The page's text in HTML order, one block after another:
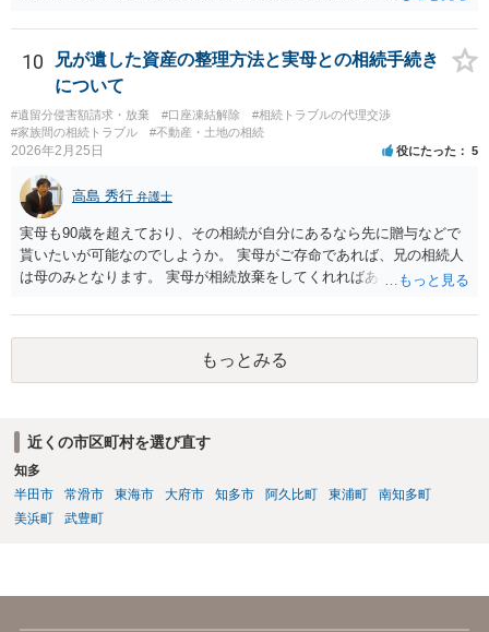
10
兄が遺した資産の整理方法と実母との相続手続き
について
#遺留分侵害額請求・放棄 #口座凍結解除
#相続トラブルの代理交渉
#家族間の相続トラブル
#不動産・土地の相続
2026年2月25日 役にたった 5
高島 秀行 弁護士
実母も90歳を超えており、その相続が自分にあるなら先に贈与などで
貰いたいが可能なのでしようか。 実母がご存命であれば、兄の相続人
は母のみとなります。 実母が相続放棄をしてくれればあなた方兄弟及
ないと思います。
もっとみる
近くの市区町村を選び直す
知多
半田市
常滑市 東海市 大府市 知多市 阿久比町 東浦町
南知多町
美浜町
武豊町